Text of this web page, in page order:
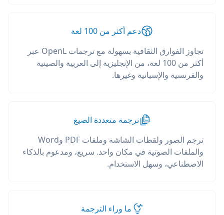
دعم أكثر من 100 لغة
تجاوز الفوارق الثقافية بسهولة مع ترجمات OpenL عبر
أكثر من 100 لغة، من الإنجليزية إلى العربية والصينية
والفرنسية والإسبانية وغيرها.
ترجمة متعددة الصيغ
ترجم الصور ولقطات الشاشة وملفات PDF وWord
والملفات الصوتية في مكان واحد. سريع، ومدعوم بالذكاء
الاصطناعي، وسهل الاستخدام.
ما وراء الترجمة